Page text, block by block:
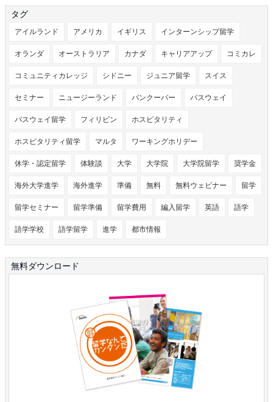
タグ
アイルランド アメリカ イギリス インターンシップ留学
オランダ オーストラリア カナダ キャリアアップ コミカレ
コミュニティカレッジ シドニー ジュニア留学 スイス
セミナー ニュージーランド バンクーバー パスウェイ
パスウェイ留学 フィリピン ホスピタリティ
ホスピタリティ留学 マルタ ワーキングホリデー
休学・認定留学 体験談 大学 大学院 大学院留学 奨学金
海外大学進学 海外進学 準備 無料 無料ウェビナー 留学
留学セミナー 留学準備 留学費用 編入留学 英語 語学
語学学校 語学留学 進学 都市情報
無料ダウンロード